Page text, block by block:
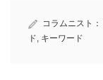
コラムニスト：
ド, キーワード